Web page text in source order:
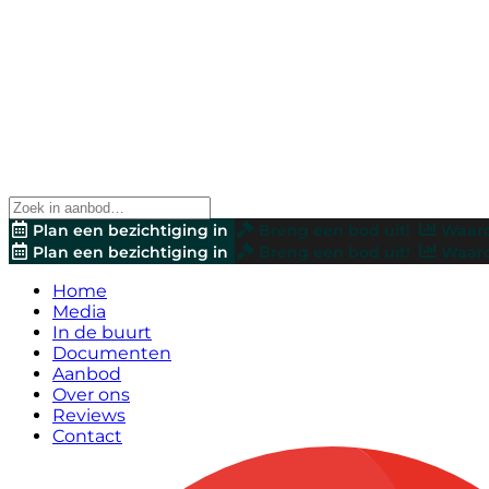
Plan een bezichtiging in Breng een bod uit!
Plan een bezichtiging in
Breng een bod uit!
Home
Media
In de buurt
Documenten
Aanbod
Over ons
Reviews
Contact